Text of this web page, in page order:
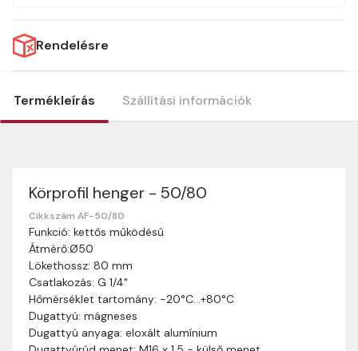
Rendelésre
Termékleírás Szállítási információk
Körprofil henger - 50/80
Cikkszám AF-50/80
Funkció: kettős működésű
Átmérő:Ø50
Lökethossz: 80 mm
Csatlakozás: G 1/4"
Hőmérséklet tartomány: -20°C…+80°C
Dugattyú: mágneses
Dugattyú anyaga: eloxált alumínium
Szállítási információk
Nagyon köszönjük, hogy webshopunkat választottátok
vásárlásaitokhoz. Az alábbiakban megtaláljátok szállítási
információinkat, hogy a vásárlásotok gördülékenyen és
zökkenőmentesen történhessen.
Szállítási idő:Általában a megrendeléseket 2-5
munkanapon belül kézbesítjük. Amennyiben
valamilyen okból kifolyólag a szállítás hosszabb
ideig tart, előre értesítünk benneteket.